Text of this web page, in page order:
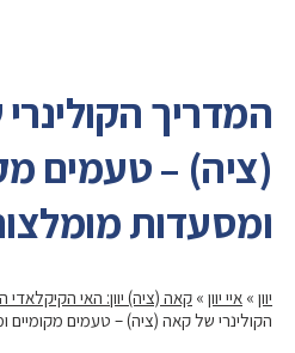
המדריך
(ציה) – טעמים
ומסעדות
יוון » איי יוון » קאה (ציה) יוון: האי
הקולינרי של קאה (ציה) – טעמים מקומיים